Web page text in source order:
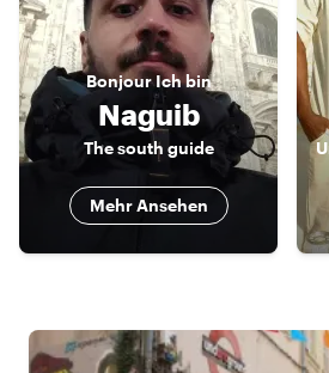
Bonjour Ich bin
Naguib
The south guide
Mehr Ansehen